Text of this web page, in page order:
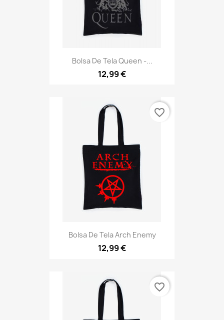
Bolsa De Tela Queen -...
12,99 €
Bolsa De Tela Arch Enemy
12,99 €
favorite_border
favorite_border